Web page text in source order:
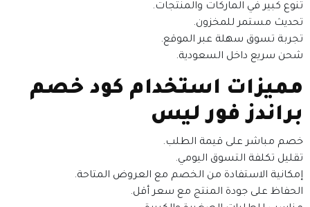
تنوع كبير في الماركات والمنتجات.
تحديث مستمر للمخزون.
تجربة تسوق سهلة عبر الموقع.
شحن سريع داخل السعودية.
مميزات استخدام كود خصم
براندز فور ليس
خصم مباشر على قيمة الطلب.
تقليل تكلفة التسوق اليومي.
إمكانية الاستفادة من الخصم مع العروض المتاحة.
الحفاظ على جودة المنتج مع سعر أقل.